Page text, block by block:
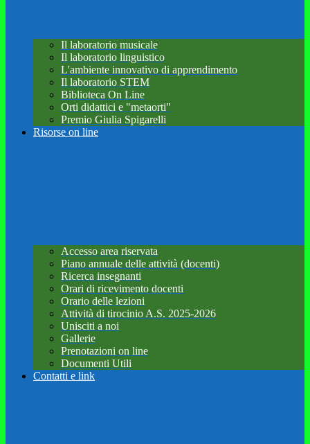
Il laboratorio musicale
Il laboratorio linguistico
L'ambiente innovativo di apprendimento
Il laboratorio STEM
Biblioteca On Line
Orti didattici e "metaorti"
Premio Giulia Spigarelli
Risorse on line
Accesso area riservata
Piano annuale delle attività (docenti)
Ricerca insegnanti
Orari di ricevimento docenti
Orario delle lezioni
Attività di tirocinio A.S. 2025-2026
Unisciti a noi
Gallerie
Prenotazioni on line
Documenti Utili
Contatti e link